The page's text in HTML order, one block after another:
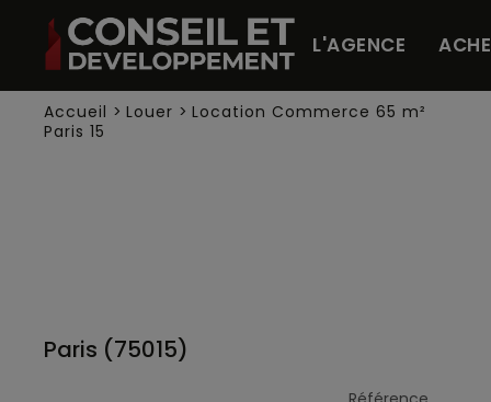
L'AGENCE
Accueil > Louer > Location Commerce 65 m²
Paris 15
Paris (75015)